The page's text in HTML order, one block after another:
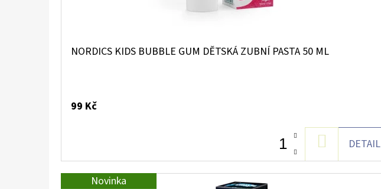
NORDICS KIDS BUBBLE GUM DĚTSKÁ ZUBNÍ PASTA 50 ML
99 Kč
KOŠÍKU
DETAIL
Novinka